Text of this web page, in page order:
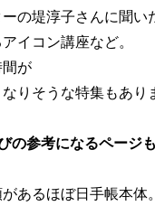
の堤淳子さんに聞い
イコン講座など。
が
りそうな特集もあり
の参考になるページも
あるほぼ日手帳本体。